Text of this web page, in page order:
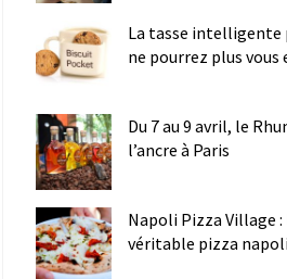
La tasse intelligente
ne pourrez plus vous
Du 7 au 9 avril, le
l’ancre à Paris
Napoli Pizza Village
véritable pizza